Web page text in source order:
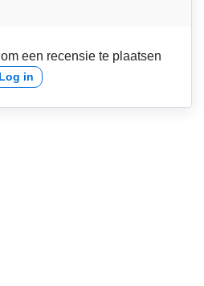
een recensie te plaatsen
Log in